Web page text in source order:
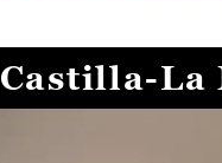
Castilla-La